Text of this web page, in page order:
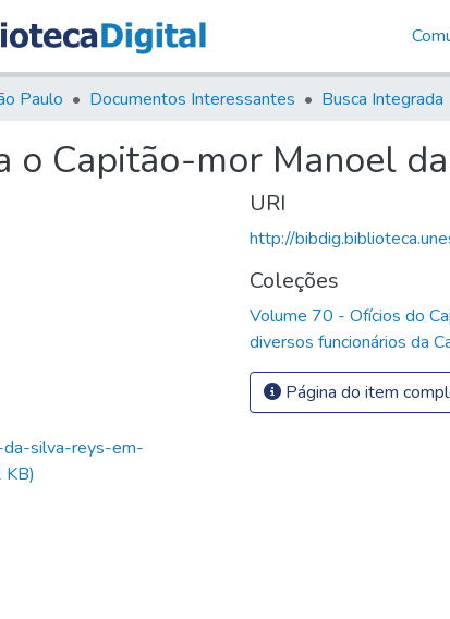
Paulo Documentos Interessantes Busca Integrada
o Capitão-mor Manoel
silva-reys-em-
URI
http://
Coleções
Volume 70 - Ofícios do
diversos funcionários da
Página do item